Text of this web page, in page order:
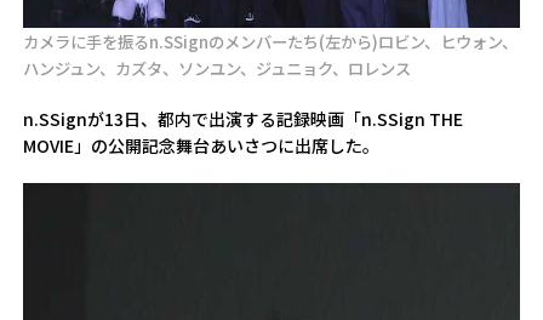
カメラに手を振るn.SSignのメンバーたち(左から)ロビン、ヒウォン、
ハンジュン、カズタ、ソンユン、ジュニョク、ロレンス
n.SSignが13日、都内で出演する記録映画「n.SSign THE
MOVIE」の公開記念舞台あいさつに出席した。